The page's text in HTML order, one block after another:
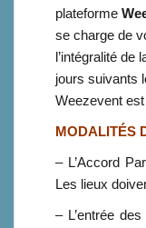
plateforme
se charge de
l’intégralité de
jours suivants
Weezevent
MODALITÉS
– L’Accord
Les lieux
– L’entrée